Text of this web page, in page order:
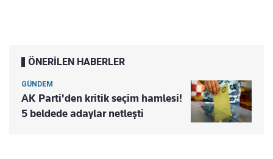
ÖNERİLEN HABERLER
GÜNDEM
AK Parti'den kritik seçim hamlesi!
5 beldede adaylar netleşti